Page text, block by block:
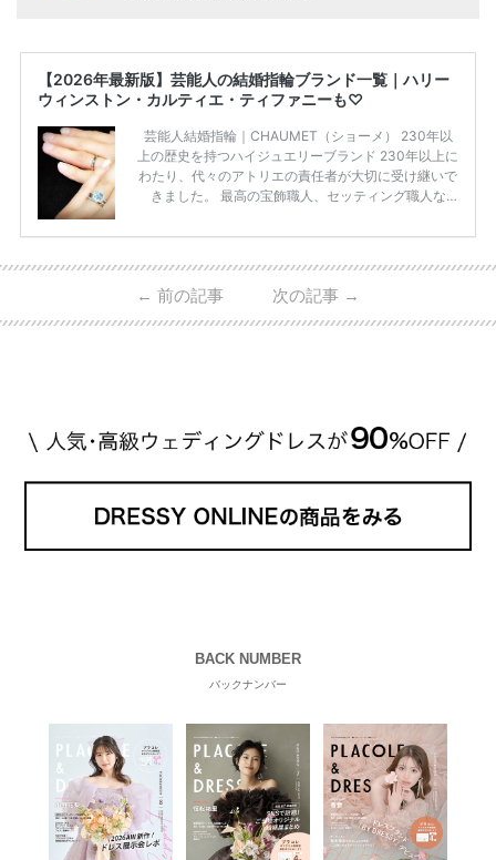
【2026年最新版】芸能人の結婚指輪ブランド一覧｜ハリー
ウィンストン・カルティエ・ティファニーも♡
芸能人結婚指輪｜CHAUMET（ショーメ） 230年以
上の歴史を持つハイジュエリーブランド 230年以上に
わたり、代々のアトリエの責任者が大切に受け継いで
きました。 最高の宝飾職人、セッティング職人な
高品質の宝石を扱っています。 至高のデザインと品
ん・魔裟斗さんの婚約指輪 魔裟斗さんが矢沢さんに
贈られた指輪は1カラットのものです。 ショーメの価
← 前の記事 次の記事 →
BACK NUMBER
バックナンバー